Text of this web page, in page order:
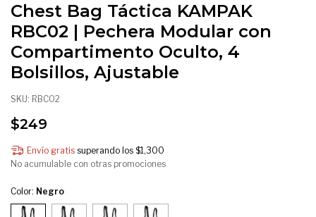
Chest Bag Táctica KAMPAK
RBC02 | Pechera Modular con
Compartimento Oculto, 4
Bolsillos, Ajustable
SKU: RBC02
$249
Envío gratis superando los $1,300
No acumulable con otras promociones
Color: Negro